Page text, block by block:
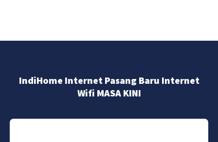
IndiHome Internet Pasang Baru Internet
Wifi MASA KINI